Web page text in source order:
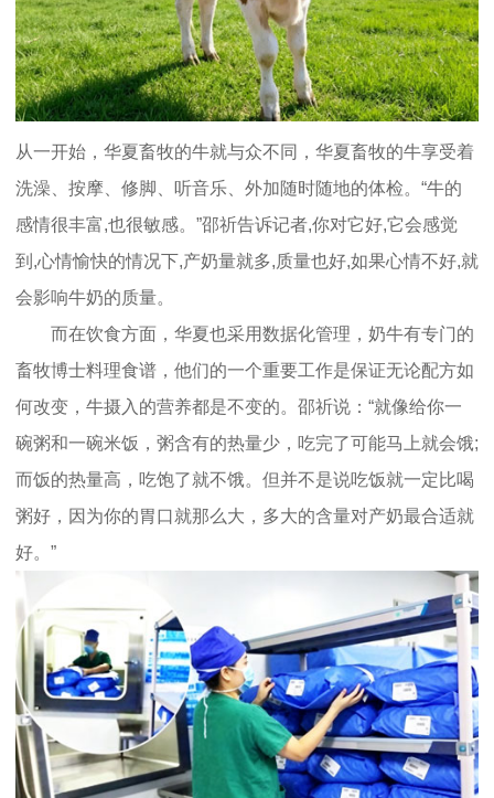
从一开始，华夏畜牧的牛就与众不同，华夏畜牧的牛享受着
洗澡、按摩、修脚、听音乐、外加随时随地的体检。“牛的
感情很丰富,也很敏感。”邵祈告诉记者,你对它好,它会感觉
到,心情愉快的情况下,产奶量就多,质量也好,如果心情不好,就
会影响牛奶的质量。
而在饮食方面，华夏也采用数据化管理，奶牛有专门的
畜牧博士料理食谱，他们的一个重要工作是保证无论配方如
何改变，牛摄入的营养都是不变的。邵祈说：“就像给你一
碗粥和一碗米饭，粥含有的热量少，吃完了可能马上就会饿;
而饭的热量高，吃饱了就不饿。但并不是说吃饭就一定比喝
粥好，因为你的胃口就那么大，多大的含量对产奶最合适就
好。”